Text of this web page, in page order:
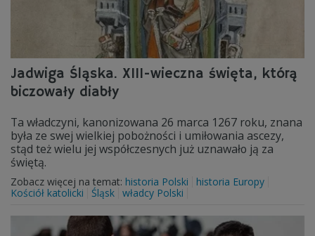
Jadwiga Śląska. XIII-wieczna święta, którą
biczowały diabły
Ta władczyni, kanonizowana 26 marca 1267 roku, znana
była ze swej wielkiej pobożności i umiłowania ascezy,
stąd też wielu jej współczesnych już uznawało ją za
świętą.
Zobacz więcej na temat: historia Polski
historia Europy
Kościół katolicki
Śląsk władcy Polski